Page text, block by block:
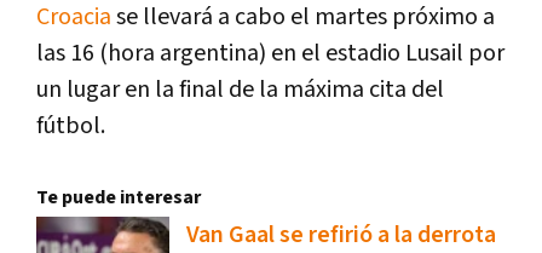
Croaciase llevará a cabo el martes próximo a
las 16 (hora argentina) en el estadio Lusail por
un lugar en la final de la máxima cita del
fútbol.
Te puede interesar
Van Gaal se refirió a la derrota